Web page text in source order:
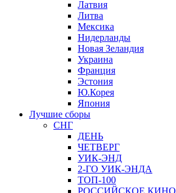
Латвия
Литва
Мексика
Нидерланды
Новая Зеландия
Украина
Франция
Эстония
Ю.Корея
Япония
Лучшие сборы
СНГ
ДЕНЬ
ЧЕТВЕРГ
УИК-ЭНД
2-ГО УИК-ЭНДА
ТОП-100